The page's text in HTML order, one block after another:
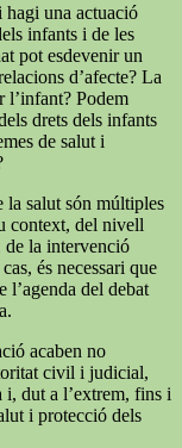
hagi una actuació
infants i de les
pot esdevenir un
d’afecte? La
l’infant? Podem
drets dels infants
de salut i
la salut són múltiples
context, del nivell
de la intervenció
és necessari que
l’agenda del debat
acaben no
civil i judicial,
i, dut a l’extrem, fins i
i protecció dels